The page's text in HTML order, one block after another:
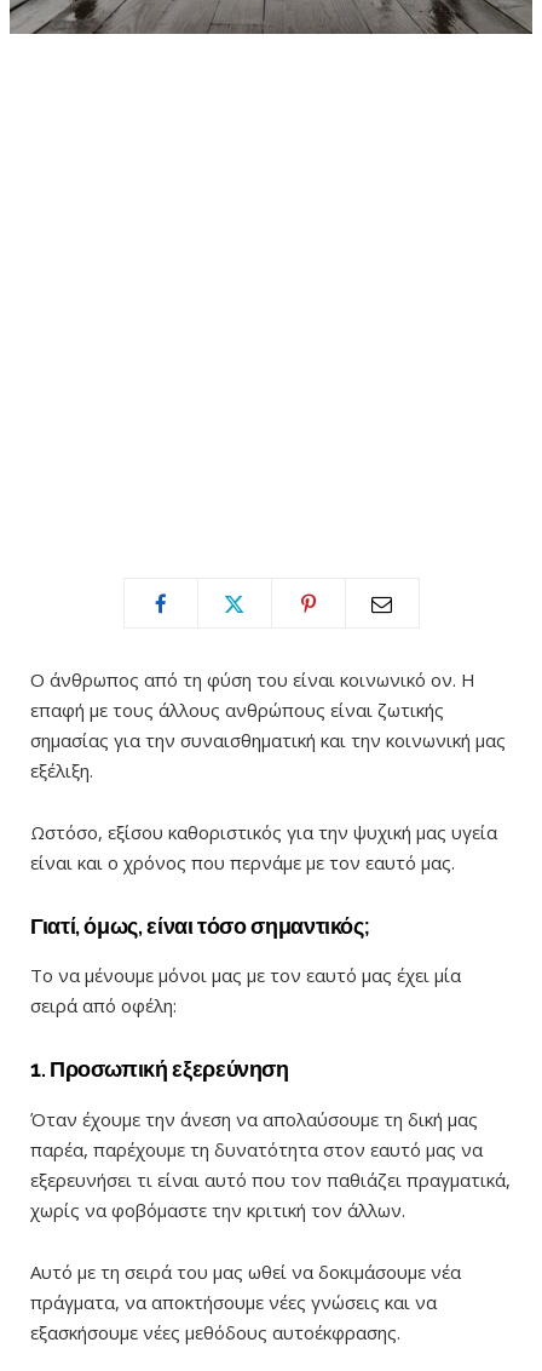
Ο άνθρωπος από τη φύση του είναι κοινωνικό ον. Η
επαφή με τους άλλους ανθρώπους είναι ζωτικής
σημασίας για την συναισθηματική και την κοινωνική μας
εξέλιξη.
Ωστόσο, εξίσου καθοριστικός για την ψυχική μας υγεία
είναι και ο χρόνος που περνάμε με τον εαυτό μας.
Γιατί, όμως, είναι τόσο σημαντικός;
Το να μένουμε μόνοι μας με τον εαυτό μας έχει μία
σειρά από οφέλη:
1. Προσωπική εξερεύνηση
Όταν έχουμε την άνεση να απολαύσουμε τη δική μας
παρέα, παρέχουμε τη δυνατότητα στον εαυτό μας να
εξερευνήσει τι είναι αυτό που τον παθιάζει πραγματικά,
χωρίς να φοβόμαστε την κριτική τον άλλων.
Αυτό με τη σειρά του μας ωθεί να δοκιμάσουμε νέα
πράγματα, να αποκτήσουμε νέες γνώσεις και να
εξασκήσουμε νέες μεθόδους αυτοέκφρασης.